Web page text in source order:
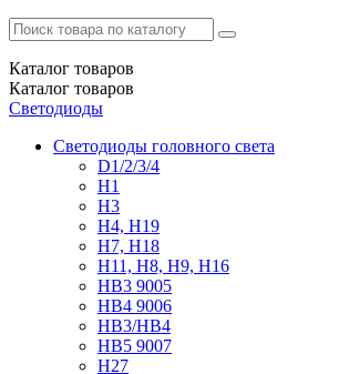
Каталог товаров
Каталог товаров
Светодиоды
Светодиоды головного света
D1/2/3/4
H1
H3
H4, H19
H7, H18
H11, H8, H9, H16
HB3 9005
HB4 9006
HB3/HB4
HB5 9007
H27